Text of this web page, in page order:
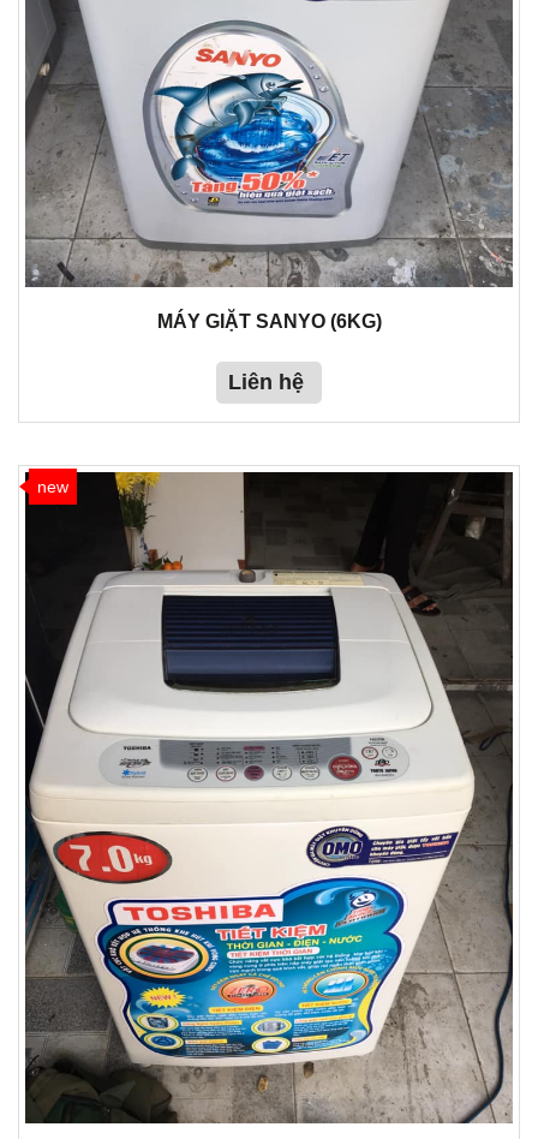
MÁY GIẶT SANYO (6KG)
Liên hệ
new